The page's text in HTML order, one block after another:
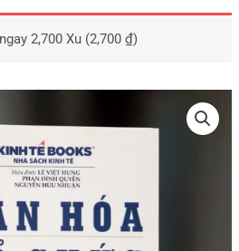
2,700 Xu (2,700 ₫)
hiện
tại
là:
270,000 ₫.